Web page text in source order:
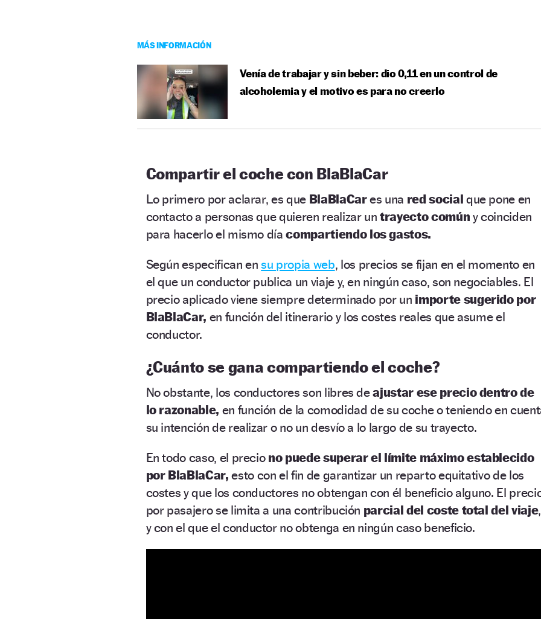
MÁS INFORMACIÓN
Venía de trabajar y sin beber: dio 0,11 en un control de
alcoholemia y el motivo es para no creerlo
Compartir el coche con BlaBlaCar
Lo primero por aclarar, es que BlaBlaCares una red social que pone en
contacto a personas que quieren realizar untrayecto común y coinciden
para hacerlo el mismo díacompartiendo los gastos.
Según especifican ensu propia web, los precios se fijan en el momento en
el que un conductor publica un viaje y, en ningún caso, son negociables. El
precio aplicado viene siempre determinado por un importe sugerido por
BlaBlaCar, en función del itinerario y los costes reales que asume el
conductor.
¿Cuánto se gana compartiendo el coche?
No obstante, los conductores son libres deajustar ese precio dentro de
lo razonable, en función de la comodidad de su coche o teniendo en
su intención de realizar o no un desvío a lo largo de su trayecto.
En todo caso, el precio no puede superar el límite máximo establecido
por BlaBlaCar,esto con el fin de garantizar un reparto equitativo de los
costes y que los conductores no obtengan con él beneficio alguno. El
por pasajero se limita a una contribución parcial del coste total del viaje,
y con el que el conductor no obtenga en ningún caso beneficio.